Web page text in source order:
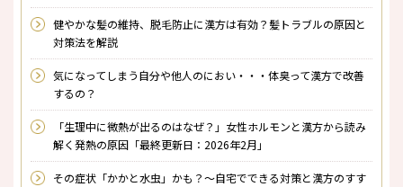
健やかな髪の維持、脱毛防止に漢方は有効？髪トラブルの原因と
対策法を解説
気になってしまう自分や他人のにおい・・・体臭って漢方で改善
するの？
「生理中に微熱が出るのはなぜ？」女性ホルモンと漢方から読み
解く発熱の原因「最終更新日：2026年2月」
その症状「かかと水虫」かも？～自宅でできる対策と漢方のすす